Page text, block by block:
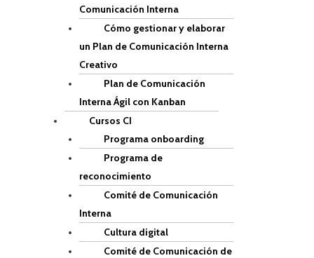
Comunicación Interna
Cómo gestionar y elaborar
un Plan de Comunicación Interna
Creativo
Plan de Comunicación
Interna Ágil con Kanban
Cursos CI
Programa onboarding
Programa de
reconocimiento
Comité de Comunicación
Interna
Cultura digital
Comité de Comunicación de